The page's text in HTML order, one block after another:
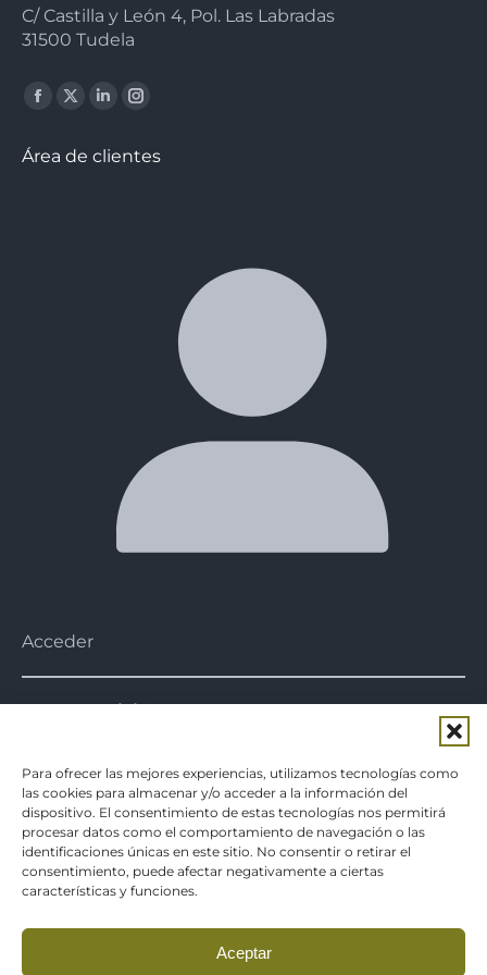
Para ofrecer las mejores experiencias, utilizamos tecnologías como
las cookies para almacenar y/o acceder a la información del
dispositivo. El consentimiento de estas tecnologías nos permitirá
procesar datos como el comportamiento de navegación o las
identificaciones únicas en este sitio. No consentir o retirar el
consentimiento, puede afectar negativamente a ciertas
características y funciones.
Aceptar
C/ Castilla y León 4, Pol. Las Labradas
31500 Tudela
Facebook
opens
X
opens
Linkedin
opens
Instagram
opens
Área de clientes
Acceder
Nuestra misión
preparados de gran calidad a la vez que
saludables, fomentando cada vez más el producto
local.
Aviso legal